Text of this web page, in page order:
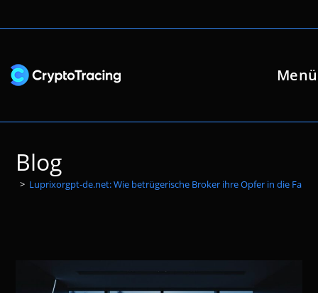
Inhalt
Menü
Blog
> Luprixorgpt-de.net: Wie betrügerische Broker ihre Opfer in die Falle